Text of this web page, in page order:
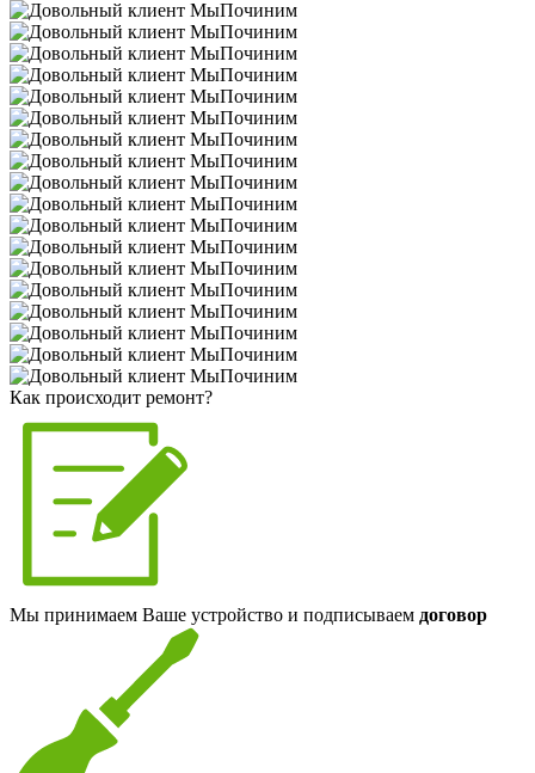
Как происходит ремонт?
Мы принимаем Ваше устройство и подписываем договор